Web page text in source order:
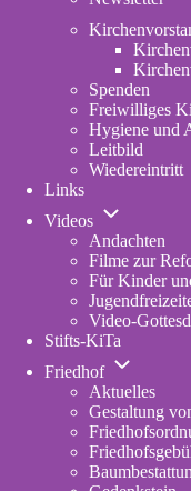
Spenden
Freiwilliges
Hygiene und
Leitbild
Wiedereintritt
Links
Videos
Videos
Andachten
Filme zur
Für Kinder
Video-
Stifts-KiTa
in
tab)
Friedhof
Friedhof
Aktuelles
Gestaltung